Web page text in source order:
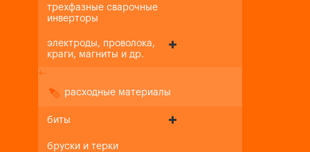
трехфазные сварочные
инверторы
электроды, проволока,
краги, магниты и др.
+-
расходные материалы
биты
бруски и терки